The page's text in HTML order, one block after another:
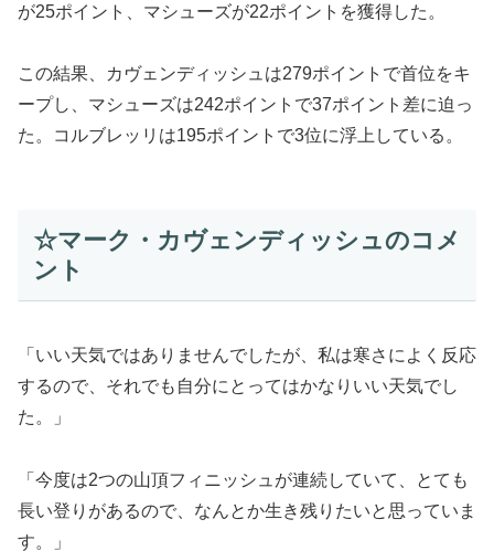
が25ポイント、マシューズが22ポイントを獲得した。
この結果、カヴェンディッシュは279ポイントで首位をキ
ープし、マシューズは242ポイントで37ポイント差に迫っ
た。コルブレッリは195ポイントで3位に浮上している。
☆マーク・カヴェンディッシュのコメ
ント
「いい天気ではありませんでしたが、私は寒さによく反応
するので、それでも自分にとってはかなりいい天気でし
た。」
「今度は2つの山頂フィニッシュが連続していて、とても
長い登りがあるので、なんとか生き残りたいと思っていま
す。」